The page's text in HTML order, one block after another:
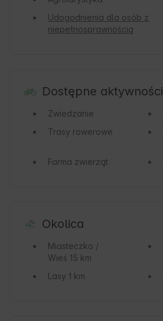
Udogodnienia dla osób z
niepełnosprawnością
Dostępne aktywności
Zwiedzanie
Trasy rowerowe
Farma zwierząt
Okolica
Miasteczko /
Wieś 15 km
Lasy 1 km